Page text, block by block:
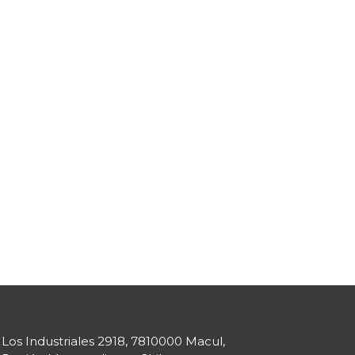
Los Industriales 2918, 7810000 Macul,